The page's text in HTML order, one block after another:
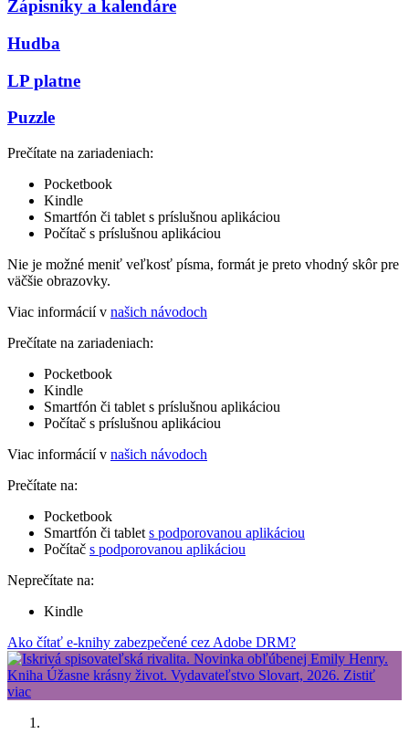
Zápisníky a kalendáre
Hudba
LP platne
Puzzle
Prečítate na zariadeniach:
Pocketbook
Kindle
Smartfón či tablet s príslušnou aplikáciou
Počítač s príslušnou aplikáciou
Nie je možné meniť veľkosť písma, formát je preto vhodný skôr pre
väčšie obrazovky.
Viac informácií v našich návodoch
Prečítate na zariadeniach:
Pocketbook
Kindle
Smartfón či tablet s príslušnou aplikáciou
Počítač s príslušnou aplikáciou
Viac informácií v našich návodoch
Prečítate na:
Pocketbook
Smartfón či tablet s podporovanou aplikáciou
Počítač s podporovanou aplikáciou
Neprečítate na:
Kindle
Ako čítať e-knihy zabezpečené cez Adobe DRM?